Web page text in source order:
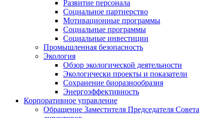
Развитие персонала
Социальное партнерство
Мотивационные программы
Социальные программы
Социальные инвестиции
Промышленная безопасность
Экология
Обзор экологической деятельности
Экологически проекты и показатели
Сохранение биоразнообразия
Энергоэффективность
Корпоративное управление
Обращение Заместителя Председателя Совета